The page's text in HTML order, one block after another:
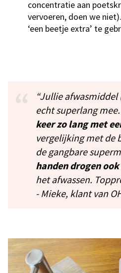
concentratie aan
vervoeren, doen we
‘een beetje extra’ te
“Jullie afwasmiddel
echt superlang mee.
keer zo lang met
vergelijking met de
de gangbare
handen drogen
het afwassen.
- Mieke, klant van